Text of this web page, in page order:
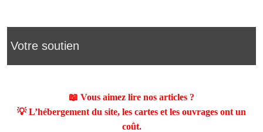
Votre soutien
📖 Vous aimez lire nos articles ?
💡 L’hébergement du site, les cartes et les ouvrages ont un
coût.